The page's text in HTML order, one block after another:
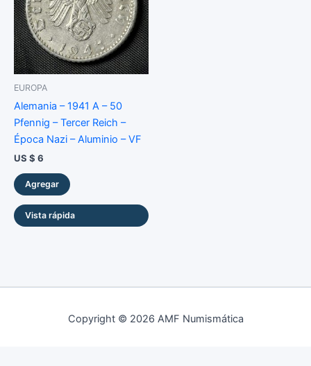
EUROPA
Alemania – 1941 A – 50
Pfennig – Tercer Reich –
Época Nazi – Aluminio – VF
US $ 6
Agregar
Vista rápida
Copyright © 2026 AMF Numismática